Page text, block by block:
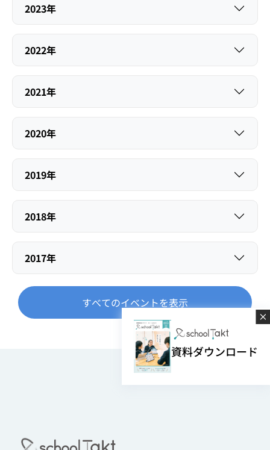
2023年
2022年
2021年
2020年
2019年
2018年
2017年
すべてのイベントを表示
資料ダウンロード